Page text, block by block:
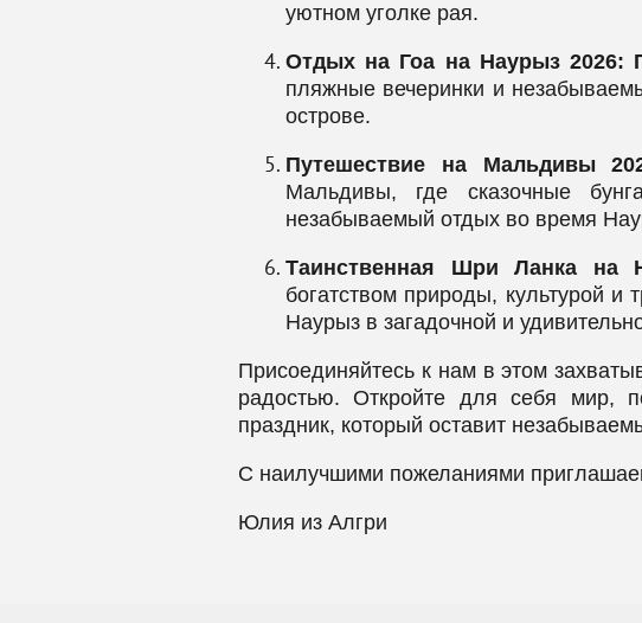
уютном уголке рая.
Отдых на Гоа на Наурыз 2026:
пляжные вечеринки и
острове.
Путешествие на Мальдивы
Мальдивы, где сказочные
незабываемый отдых во время
Таинственная Шри Ланка на
богатством природы, культурой
Наурыз в загадочной и
Присоединяйтесь к нам в этом
радостью. Откройте для себя мир,
праздник, который оставит
С наилучшими пожеланиями
Юлия из Алгри